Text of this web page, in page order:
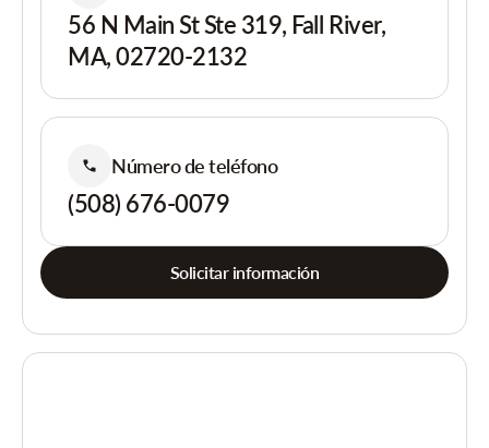
56 N Main St Ste 319, Fall River,
MA, 02720-2132
Número de teléfono
(508) 676-0079
Solicitar información